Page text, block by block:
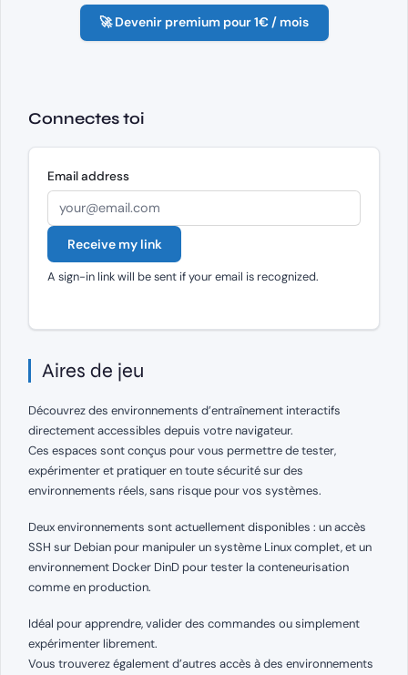
🚀 Devenir premium pour 1€ / mois
Connectes toi
Email address
Receive my link
A sign-in link will be sent if your email is recognized.
Aires de jeu
Découvrez des environnements d’entraînement interactifs
directement accessibles depuis votre navigateur.
Ces espaces sont conçus pour vous permettre de tester,
expérimenter et pratiquer en toute sécurité sur des
environnements réels, sans risque pour vos systèmes.
Deux environnements sont actuellement disponibles : un accès
SSH sur Debian pour manipuler un système Linux complet, et un
environnement Docker DinD pour tester la conteneurisation
comme en production.
Idéal pour apprendre, valider des commandes ou simplement
expérimenter librement.
Vous trouverez également d’autres accès à des environnements